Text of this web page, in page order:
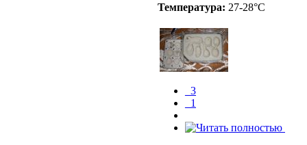
Температура: 27-28°C
_3
_1